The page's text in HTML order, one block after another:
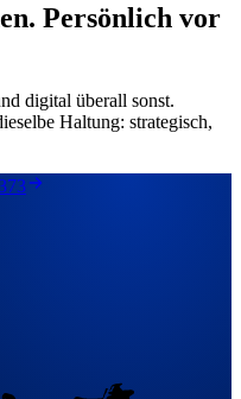
Persönlich vor
digital überall sonst.
Haltung: strategisch,